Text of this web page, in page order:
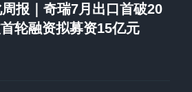
报｜奇瑞7月出口首破20
轮融资拟募资15亿元